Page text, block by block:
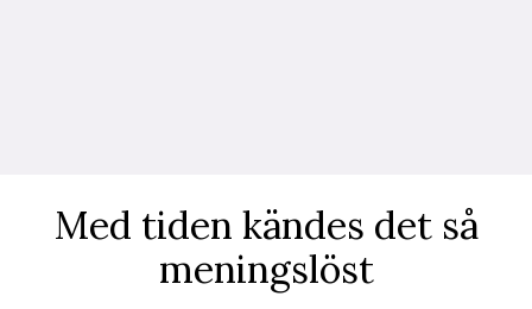
Med tiden kändes det så
meningslöst